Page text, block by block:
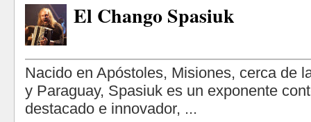
El Chango Spasiuk